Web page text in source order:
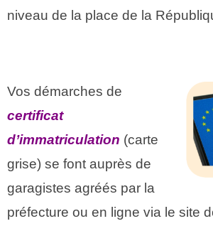
niveau de la place de la
Vos démarches de
certificat
d’immatriculation (carte
grise) se font auprès de
garagistes agréés par la
préfecture ou en ligne via le site